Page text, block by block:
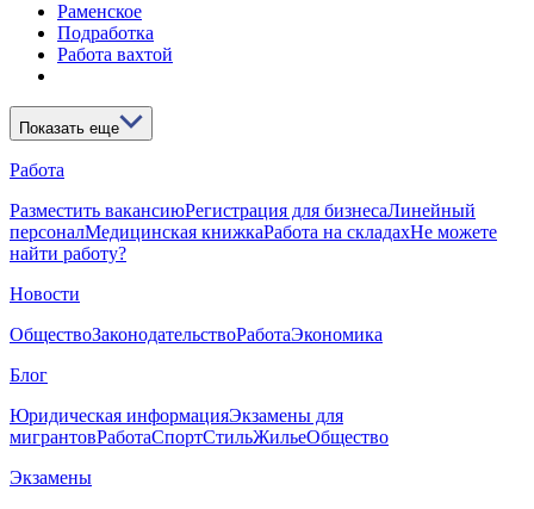
Раменское
Подработка
Работа вахтой
Показать еще
Работа
Разместить вакансиюРегистрация для бизнесаЛинейный
персоналМедицинская книжкаРабота на складахНе можете
найти работу?
Новости
ОбществоЗаконодательствоРаботаЭкономика
Блог
Юридическая информацияЭкзамены для
мигрантовРаботаСпортСтильЖильеОбщество
Экзамены